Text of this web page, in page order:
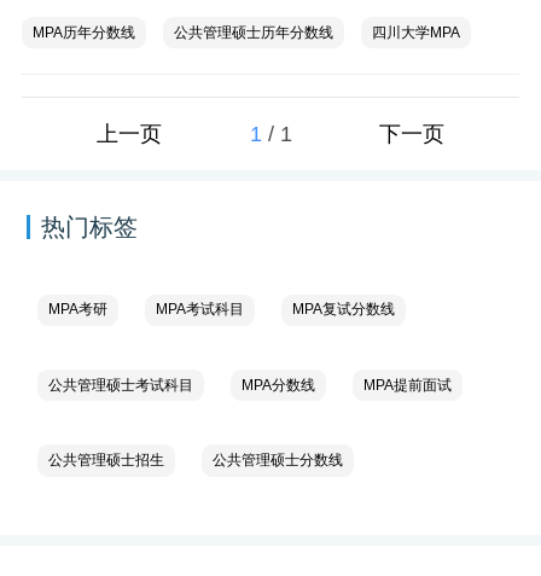
MPA历年分数线 公共管理硕士历年分数线 四川大学MPA
上一页 1 / 1 下一页
热门标签
MPA考研 MPA考试科目 MPA复试分数线
公共管理硕士考试科目 MPA分数线 MPA提前面试
公共管理硕士招生 公共管理硕士分数线